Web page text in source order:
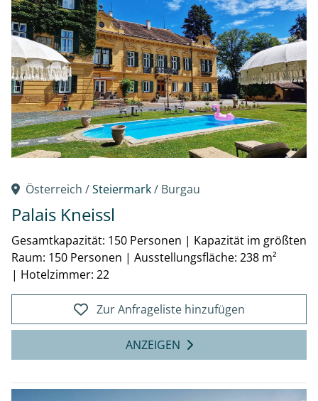
Österreich /Steiermark/ Burgau
Palais Kneissl
Gesamtkapazität: 150 Personen | Kapazität im größten
Raum: 150 Personen | Ausstellungsfläche: 238 m²
| Hotelzimmer: 22
Zur Anfrageliste hinzufügen
ANZEIGEN